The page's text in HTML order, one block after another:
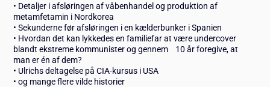
• Detaljer i afsløringen af våbenhandel og produktion af
metamfetamin i Nordkorea
• Sekunderne før afsløringen i en kælderbunker i Spanien
• Hvordan det kan lykkedes en familiefar at være undercover
blandt ekstreme kommunister og gennem 10 år foregive, at
man er én af dem?
• Ulrichs deltagelse på CIA-kursus i USA
• og mange flere vilde historier